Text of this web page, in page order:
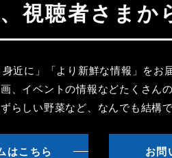
、視聴者さま
近に」「より新鮮な情報」をお
、イベントの情報などたくさん
らしい野菜など、なんでも結構
はこちら お問